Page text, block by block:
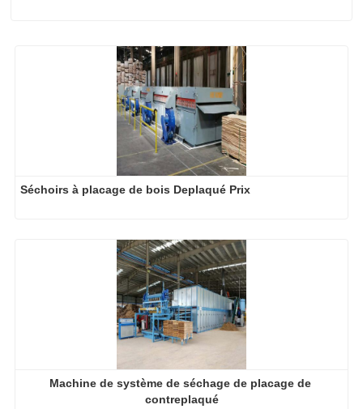
Séchoirs à placage de bois Deplaqué Prix
Machine de système de séchage de placage de
contreplaqué